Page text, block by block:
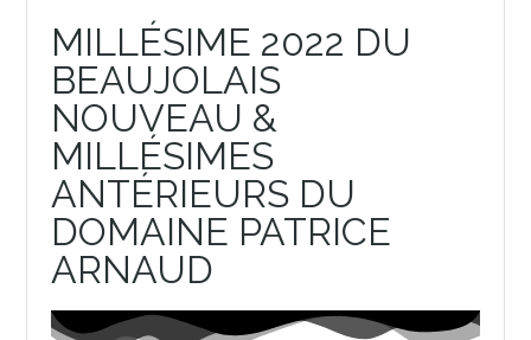
MILLÉSIME 2022 DU
BEAUJOLAIS
NOUVEAU &
MILLÉSIMES
ANTÉRIEURS DU
DOMAINE PATRICE
ARNAUD